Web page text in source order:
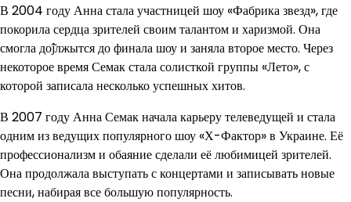
В 2004 году Анна стала участницей шоу «Фабрика звезд», где
покорила сердца зрителей своим талантом и харизмой. Она
смогла доĵ̈лжытся до финала шоу и заняла второе место. Через
некоторое время Семак стала солисткой группы «Лето», с
которой записала несколько успешных хитов.
В 2007 году Анна Семак начала карьеру телеведущей и стала
одним из ведущих популярного шоу «Х-Фактор» в Украине. Её
профессионализм и обаяние сделали её любимицей зрителей.
Она продолжала выступать с концертами и записывать новые
песни, набирая все большую популярность.